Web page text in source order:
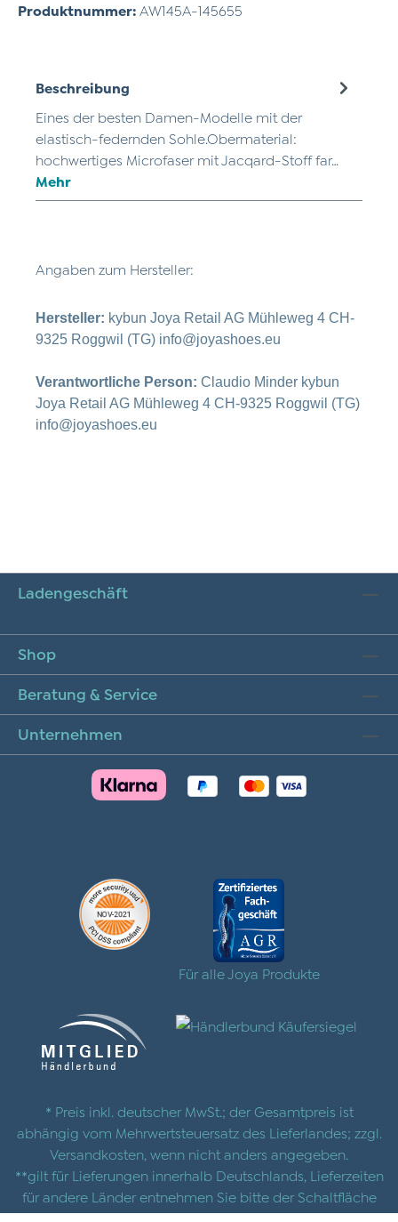
Produktnummer: AW145A-145655
Beschreibung
Eines der besten Damen-Modelle mit der
elastisch-federnden Sohle.Obermaterial:
hochwertiges Microfaser mit Jacqard-Stoff far…
Mehr
Angaben zum Hersteller:
Hersteller: kybun Joya Retail AG Mühleweg 4 CH-
9325 Roggwil (TG) info@joyashoes.eu
Verantwortliche Person: Claudio Minder kybun
Joya Retail AG Mühleweg 4 CH-9325 Roggwil (TG)
info@joyashoes.eu
Ladengeschäft
Shop
Beratung & Service
Unternehmen
Für alle Joya Produkte
* Preis inkl. deutscher MwSt.; der Gesamtpreis ist
abhängig vom Mehrwertsteuersatz des Lieferlandes; zzgl.
Versandkosten , wenn nicht anders angegeben.
**gilt für Lieferungen innerhalb Deutschlands, Lieferzeiten
für andere Länder entnehmen Sie bitte der Schaltfläche
mit denVersandinformationen